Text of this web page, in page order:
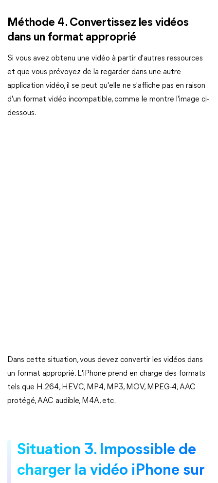
Méthode 4. Convertissez les vidéos
dans un format approprié
Si vous avez obtenu une vidéo à partir d'autres ressources
et que vous prévoyez de la regarder dans une autre
application vidéo, il se peut qu'elle ne s'affiche pas en raison
d'un format vidéo incompatible, comme le montre l'image ci-
dessous.
Dans cette situation, vous devez convertir les vidéos dans
un format approprié. L'iPhone prend en charge des formats
tels que H.264, HEVC, MP4, MP3, MOV, MPEG-4, AAC
protégé, AAC audible, M4A, etc.
Situation 3. Impossible de
charger la vidéo iPhone sur